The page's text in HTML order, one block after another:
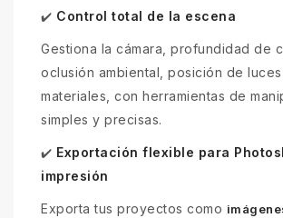
✔️ Control total de la escena
Gestiona la cámara, profundidad de
oclusión ambiental, posición de
materiales, con herramientas de
simples y precisas.
✔️ Exportación flexible para
impresión
Exporta tus proyectos como